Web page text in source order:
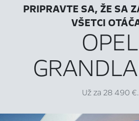
PRIPRAVTE SA, ŽE SA
VŠETCI
OPEL
Už za 28 490 €.